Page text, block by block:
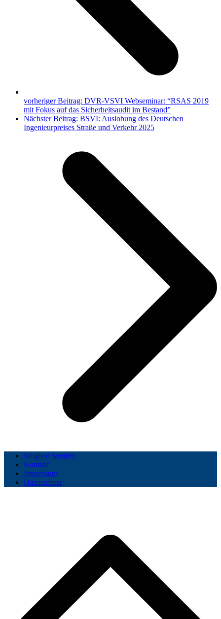
vorheriger Beitrag: DVR-VSVI Webseminar: “RSAS 2019
mit Fokus auf das Sicherheitsaudit im Bestand”
Nächster Beitrag: BSVI: Auslobung des Deutschen
Ingenieurpreises Straße und Verkehr 2025
Mitglied werden
Kontakt
Impressum
Datenschutz